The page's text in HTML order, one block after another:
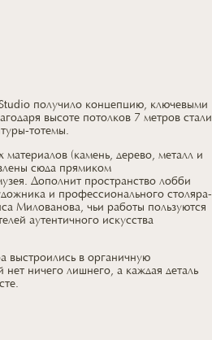
получило концепцию, ключевыми
высоте потолков 7 метров стали
тотемы.
материалов (камень, дерево, металл и
сюда прямиком
Дополнит пространство лобби
и профессиональногостоляра-
Милованова, чьи работы пользуются
аутентичного искусства
выстроились в органичную
нет ничего лишнего, а каждая деталь